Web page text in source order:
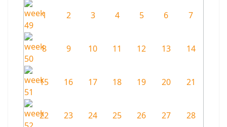
1 2 3 4 5 6 7
8 9 10 11 12 13 14
15 16 17 18 19 20 21
22 23 24 25 26 27 28